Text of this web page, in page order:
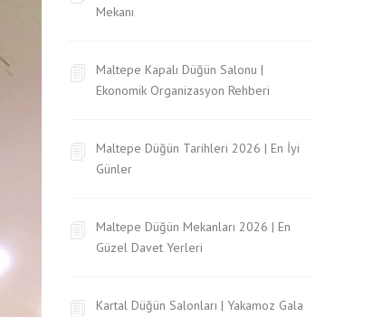
Mekanı
Maltepe Kapalı Düğün Salonu |
Ekonomik Organizasyon Rehberi
Maltepe Düğün Tarihleri 2026 | En İyi
Günler
Maltepe Düğün Mekanları 2026 | En
Güzel Davet Yerleri
Kartal Düğün Salonları | Yakamoz Gala